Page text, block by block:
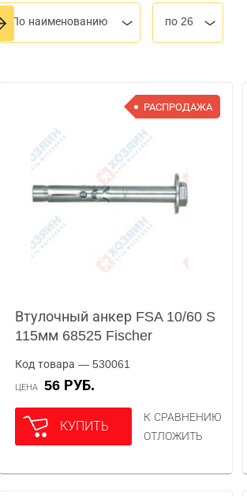
По наименованию по 26
РАСПРОДАЖА
Втулочный анкер FSA 10/60 S
115мм 68525 Fischer
Код товара — 530061
ЦЕНА 56 РУБ.
КУПИТЬ
К СРАВНЕНИЮ
ОТЛОЖИТЬ